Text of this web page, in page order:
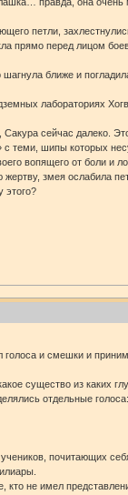
петли,
прямо перед лицом
ближе и
лабораториях
сейчас далеко.
теми, шипы которых
вопящего от боли и
змея ослабила
этого?
и смешки и
существо из каких
отдельные голоса:
почитающих
не имел